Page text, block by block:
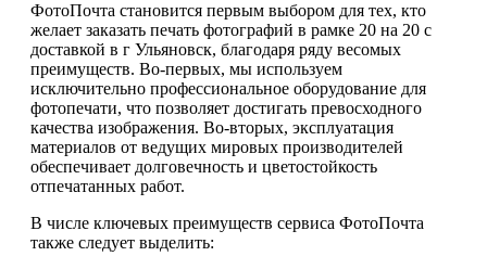
ФотоПочта становится первым выбором для тех, кто
желает заказать печать фотографий в рамке 20 на 20 с
доставкой в г Ульяновск, благодаря ряду весомых
преимуществ. Во-первых, мы используем
исключительно профессиональное оборудование для
фотопечати, что позволяет достигать превосходного
качества изображения. Во-вторых, эксплуатация
материалов от ведущих мировых производителей
обеспечивает долговечность и цветостойкость
отпечатанных работ.
В числе ключевых преимуществ сервиса ФотоПочта
также следует выделить: